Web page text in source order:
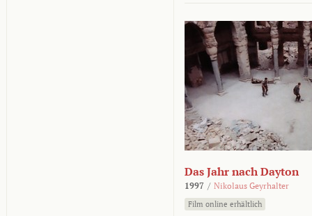
Das Jahr nach Dayton
1997 / Nikolaus Geyrhalter
Film online erhältlich